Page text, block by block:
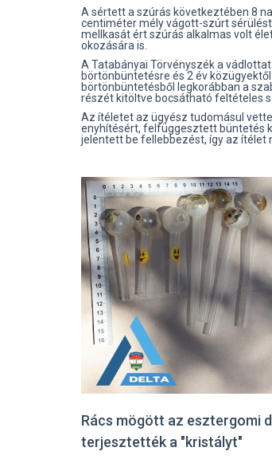
A sértett a szúrás következtében 8
centiméter mély vágott-szúrt
mellkasát ért szúrás alkalmas volt
okozására is.
A Tatabányai Törvényszék a vádlottat
börtönbüntetésre és 2 év
börtönbüntetésből legkorábban a
részét kitöltve bocsátható feltételes
Az ítéletet az ügyész tudomásul
enyhítésért, felfüggesztett büntetés
jelentett be fellebbezést, így az ítélet
Rács mögött az esztergomi
terjesztették a "kristályt"